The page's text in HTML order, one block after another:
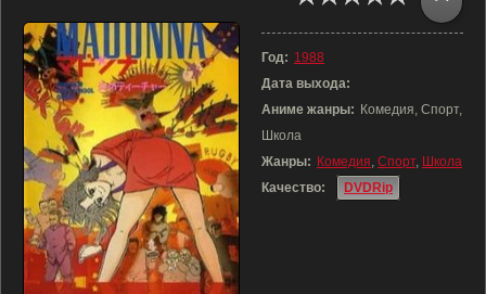
Год: 1988
Дата выхода:
Аниме жанры: Комедия, Спорт,
Школа
Жанры: Комедия, Спорт, Школа
Качество:
DVDRip